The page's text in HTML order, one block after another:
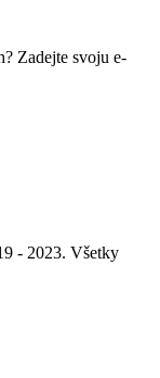
Zadejte svoju e-
- 2023. Všetky